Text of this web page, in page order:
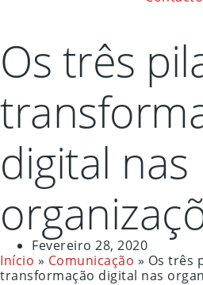
Os três
digital nas
Fevereiro 28, 2020
Início » Comunicação » Os três
transformação digital nas